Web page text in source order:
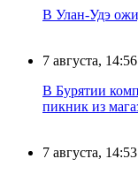
В Улан-Удэ
7 августа, 14:56
В Бурятии
пикник из
7 августа, 14:53